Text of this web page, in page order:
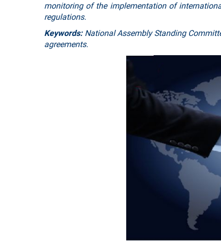
monitoring of the implementation of
regulations.
Keywords: National Assembly Standing
agreements.